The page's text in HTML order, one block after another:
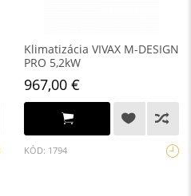
Klimatizácia VIVAX M-DESIGN
PRO 5,2kW
967,00 €
KÓD: 1794